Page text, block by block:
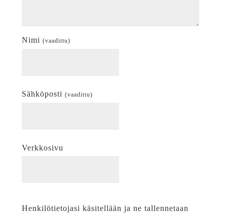
Nimi (vaadittu)
Sähköposti (vaadittu)
Verkkosivu
Henkilötietojasi käsitellään ja ne tallennetaan